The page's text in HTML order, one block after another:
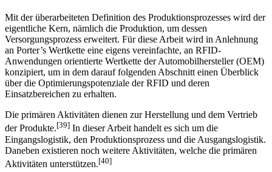
4.1.2 Der Produktionsprozess
Mit der überarbeiteten Definition des Produktionsprozesses wird der
eigentliche Kern, nämlich die Produktion, um dessen
Versorgungsprozess erweitert. Für diese Arbeit wird in Anlehnung
an Porter’s Wertkette eine eigens vereinfachte, an RFID-
Anwendungen orientierte Wertkette der Automobilhersteller (OEM)
konzipiert, um in dem darauf folgenden Abschnitt einen Überblick
Einsatzbereichen zu erhalten.
Die primären Aktivitäten dienen zur Herstellung und dem Vertrieb
der Produkte.[39]In dieser Arbeit handelt es sich um die
Eingangslogistik, den Produktionsprozess und die Ausgangslogistik.